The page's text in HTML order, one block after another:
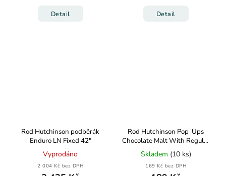
Detail Detail
Rod Hutchinson podběrák
Enduro LN Fixed 42"
Vyprodáno
2 004 Kč bez DPH
Rod Hutchinson Pop-Ups
Chocolate Malt With Regular
Sense Appeal
Skladem (10 ks)
169 Kč bez DPH